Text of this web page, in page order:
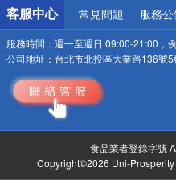
客服中心 常見問題 服務
服務時間： 週一至週日 09:00-21:00，
公司地址： 台北市北投區大業路136號5
食品業者登錄字號
Copyright©2026 Uni-